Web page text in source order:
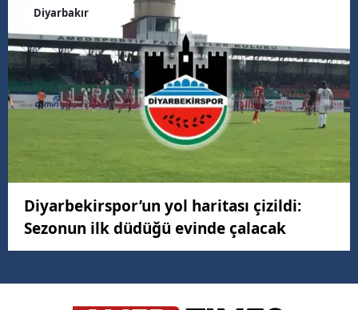
Diyarbakır
Diyarbekirspor’un yol haritası çizildi:
Sezonun ilk düdüğü evinde çalacak